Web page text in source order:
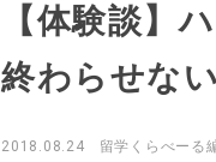
【体験談】
終わらせな
2018.08.24 留学くらべーる